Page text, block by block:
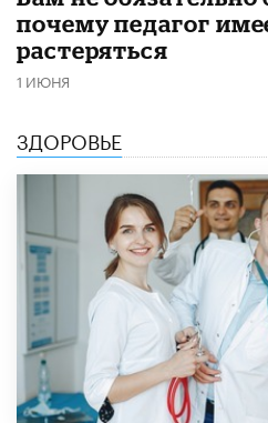
почему педагог
растеряться
1 ИЮНЯ
ЗДОРОВЬЕ